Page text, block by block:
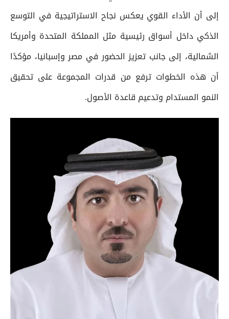
إلى أن الأداء القوي يعكس نجاح الاستراتيجية في التوسع
الذكي داخل أسواق رئيسية مثل المملكة المتحدة وأمريكا
الشمالية، إلى جانب تعزيز الحضور في مصر وإسبانيا، مؤكدًا
أن هذه الخطوات ترفع من قدرات المجموعة على تحقيق
النمو المستدام وتدعيم قاعدة الأصول.